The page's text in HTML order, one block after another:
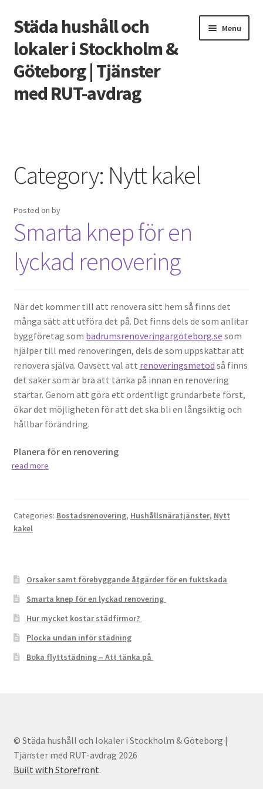
Skip
to
navigation
Skip
to
content
Städa hushåll och
lokaler i Stockholm &
Göteborg | Tjänster
med RUT-avdrag
Menu
Fördomar om städfirmor
Vad kostar det att anlita en flyttfirma?
Category: Nytt kakel
Posted on by
Smarta knep för en
lyckad renovering
När det kommer till att renovera sitt hem så finns det
många sätt att utföra det på. Det finns dels de som anlitar
byggföretag som badrumsrenoveringargöteborg.se som
hjälper till med renoveringen, dels de som uppskattar att
renovera själva. Oavsett val att renoveringsmetod så finns
det saker som är bra att tänka på innan en renovering
startar. Genom att göra ett ordentligt grundarbete först,
ökar det möjligheten för att det ska bli en långsiktig och
hållbar förändring.
Planera för en renovering
read more
Categories: Bostadsrenovering, Hushållsnäratjänster, Nytt
kakel
Orsaker samt förebyggande åtgärder för en fuktskada
Smarta knep för en lyckad renovering
Hur mycket kostar städfirmor?
Plocka undan inför städning
Boka flyttstädning – Att tänka på
© Städa hushåll och lokaler i Stockholm & Göteborg |
Tjänster med RUT-avdrag 2026
Built with Storefront.